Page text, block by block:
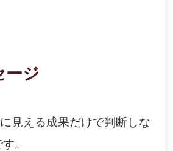
ージ
見える成果だけで判断しな
。